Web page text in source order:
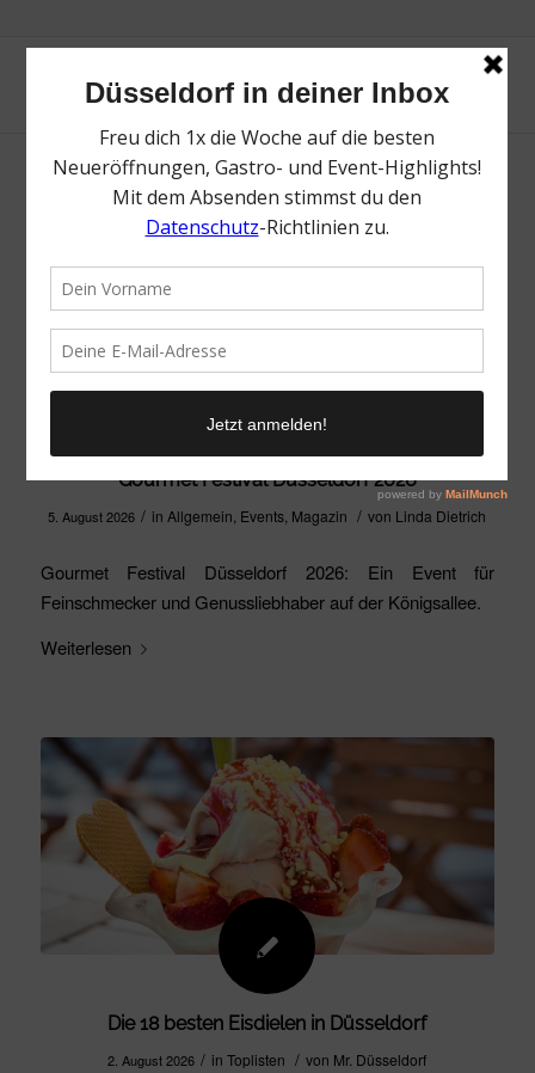
Gourmet Festival Düsseldorf 2026
5. August 2026 / in Allgemein Events Magazin / von Linda Dietrich
Gourmet Festival Düsseldorf 2026: Ein Event für
Feinschmecker und Genussliebhaber auf der Königsallee.
Weiterlesen
Die 18 besten Eisdielen in Düsseldorf
2. August 2026 / inToplisten / von Mr. Düsseldorf